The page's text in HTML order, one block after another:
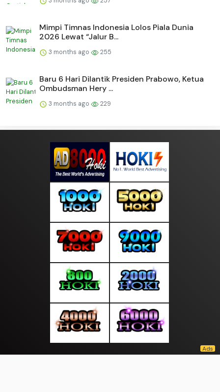
Mimpi Timnas Indonesia Lolos Piala Dunia
2026 Lewat “Jalur B...
3 months ago 255
Baru 6 Hari Dilantik Presiden Prabowo, Ketua
Ombudsman Hery ...
3 months ago 229